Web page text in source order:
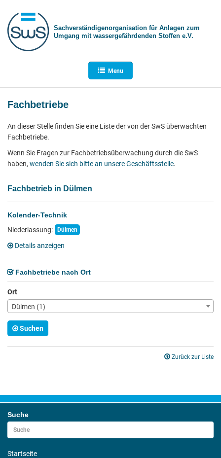
Sachverständigen­organisation für Anlagen zum
Umgang mit wasser­gefährdenden Stoffen e.V.
Menu
Fachbetriebe
An dieser Stelle finden Sie eine Liste der von der SwS überwachten
Fachbetriebe.
Wenn Sie Fragen zur Fachbetriebsüberwachung durch die SwS
haben, wenden Sie sich bitte an unsere Geschäftsstelle.
Fachbetrieb in Dülmen
Kolender-Technik
Niederlassung:
Dülmen
Details anzeigen
Fachbetriebe nach Ort
Ort
Dülmen (1)
Suchen
Zurück zur Liste
Suche
Startseite